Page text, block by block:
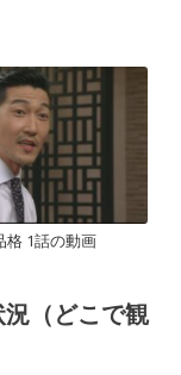
格 1話の動画
（どこで観